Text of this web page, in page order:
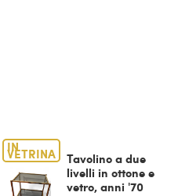
IN
VETRINA
Tavolino a due
livelli in ottone e
vetro, anni '70